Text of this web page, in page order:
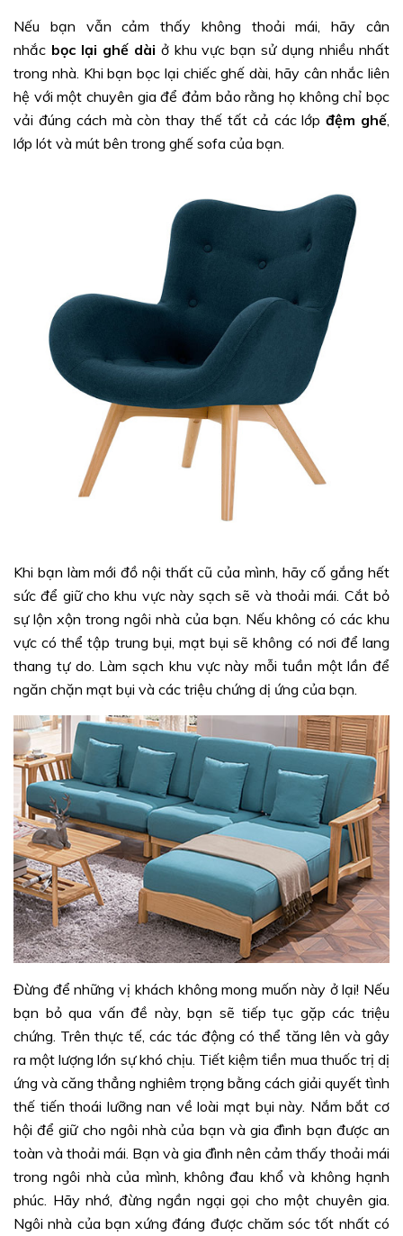
Nếu bạn vẫn cảm thấy không thoải mái, hãy cân
nhắc bọc lại ghế dài ở khu vực bạn sử dụng nhiều nhất
trong nhà. Khi bạn bọc lại chiếc ghế dài, hãy cân nhắc liên
hệ với một chuyên gia để đảm bảo rằng họ không chỉ bọc
vải đúng cách mà còn thay thế tất cả các lớpđệm ghế,
lớp lót và mút bên trong ghế sofa của bạn.
Khi bạn làm mới đồ nội thất cũ của mình, hãy cố gắng hết
sức để giữ cho khu vực này sạch sẽ và thoải mái. Cắt bỏ
sự lộn xộn trong ngôi nhà của bạn. Nếu không có các khu
vực có thể tập trung bụi, mạt bụi sẽ không có nơi để lang
thang tự do. Làm sạch khu vực này mỗi tuần một lần để
ngăn chặn mạt bụi và các triệu chứng dị ứng của bạn.
Đừng để những vị khách không mong muốn này ở lại! Nếu
bạn bỏ qua vấn đề này, bạn sẽ tiếp tục gặp các triệu
chứng. Trên thực tế, các tác động có thể tăng lên và gây
ra một lượng lớn sự khó chịu. Tiết kiệm tiền mua thuốc trị dị
ứng và căng thẳng nghiêm trọng bằng cách giải quyết tình
thế tiến thoái lưỡng nan về loài mạt bụi này. Nắm bắt cơ
hội để giữ cho ngôi nhà của bạn và gia đình bạn được an
toàn và thoải mái. Bạn và gia đình nên cảm thấy thoải mái
trong ngôi nhà của mình, không đau khổ và không hạnh
phúc. Hãy nhớ, đừng ngần ngại gọi cho một chuyên gia.
Ngôi nhà của bạn xứng đáng được chăm sóc tốt nhất có